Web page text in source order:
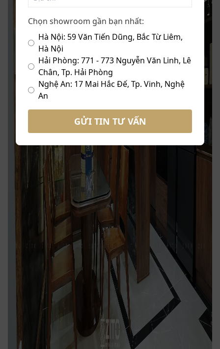
Chọn showroom gần bạn nhất:
Hà Nội: 59 Văn Tiến Dũng, Bắc Từ Liêm,
Hà Nội
Hải Phòng: 771 - 773 Nguyễn Văn Linh, Lê
Chân, Tp. Hải Phòng
Nghệ An: 17 Mai Hắc Đế, Tp. Vinh, Nghệ
An
GỬI TIN TƯ VẤN